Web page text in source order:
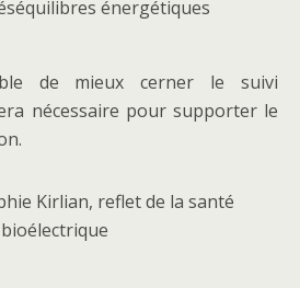
énergétiques
de mieux cerner le suivi
nécessaire pour supporter le